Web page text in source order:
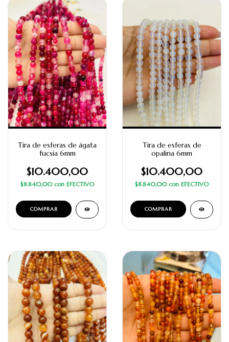
Tira de esferas de ágata
fucsia 6mm
$10.400,00
$8.840,00 con EFECTIVO
Tira de esferas de
opalina 6mm
$10.400,00
$8.840,00 con EFECTIVO